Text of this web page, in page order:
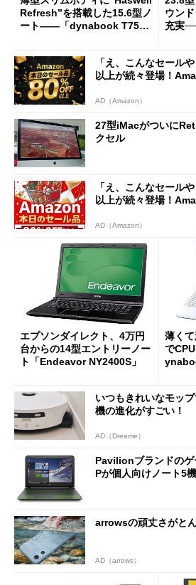
Refresh”を搭載した15.6型ノ
ート――「dynabook T75／
ウン
充実
「え、こんなセール
以上が続々登場！
AD（Amazon）
27型iMacがついに
クセル
「え、こんなセール
以上が続々登場！
AD（Amazon）
エプソンダイレクト、4万円
台からの14型エントリーノー
ト「Endeavor NY2400S」
薄く
で
いつもきれいなモッ
機の進化がすごい！
AD（Dreame）
Pavilionブランドの
Pが個人向けノート5
arrowsの頑丈さがと
AD（arrows）